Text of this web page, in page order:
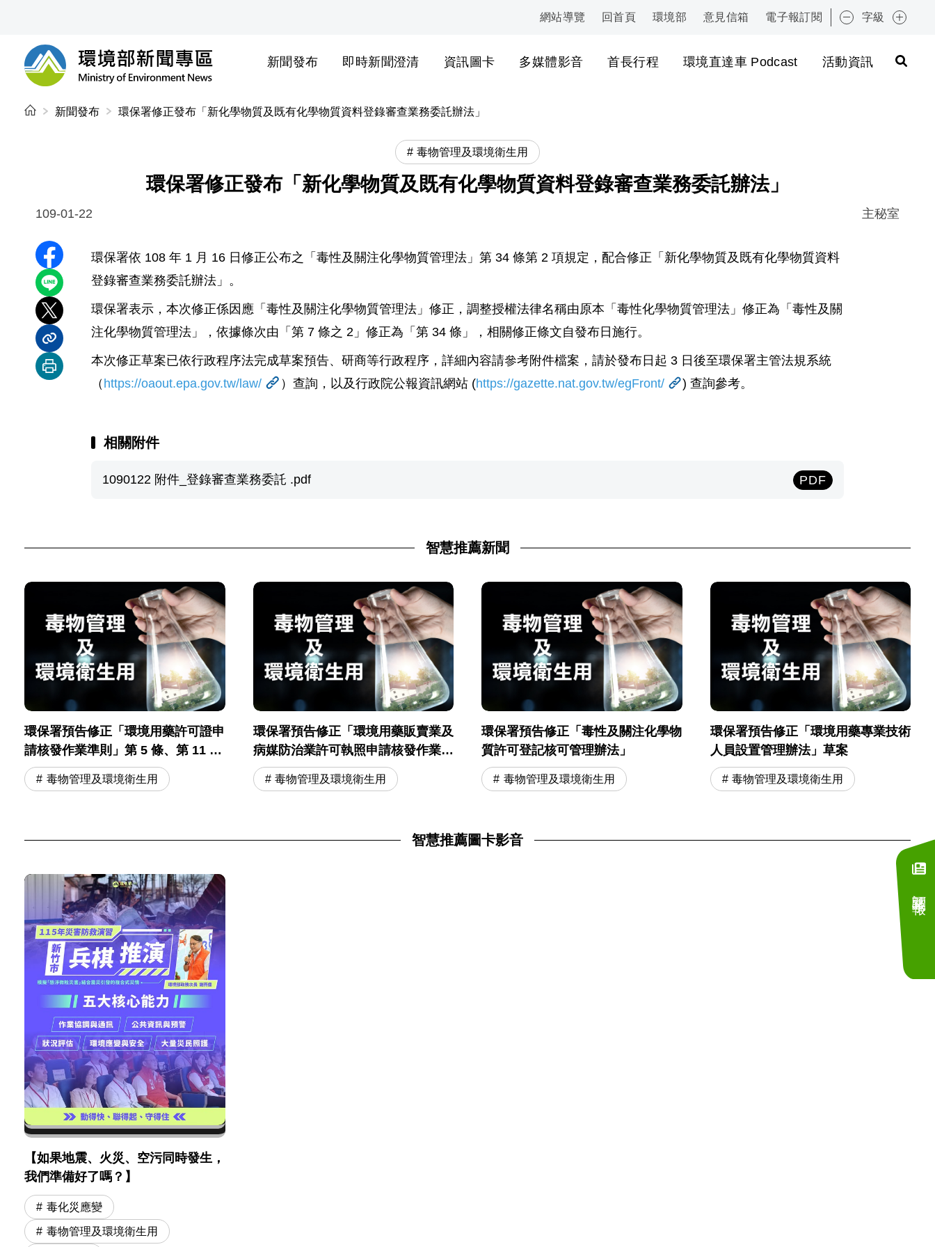
:::
網站導覽 回首頁 環境部 意見信箱 電子報訂閱 字級
環境部新聞專區
新聞發布 即時新聞澄清 資訊圖卡 多媒體影音 首長行程 環境直達車 Podcast 活動資訊
:::
新聞發布 環保署修正發布「新化學物質及既有化學物質資料登錄審查業務委託辦法」
毒物管理及環境衛生用
環保署修正發布「新化學物質及既有化學物質資料登錄審查業務委託辦法」
109-01-22 主秘室
分享至 Facebook
分享到 LINE
分享到 X
分享內容連結
列印本頁
環保署依 108 年 1 月 16 日修正公布之「毒性及關注化學物質管理法」第 34 條第 2 項規定，配合修正「新化學物質及既有化學物質資料
登錄審查業務委託辦法」。
環保署表示，本次修正係因應「毒性及關注化學物質管理法」修正，調整授權法律名稱由原本「毒性化學物質管理法」修正為「毒性及關
注化學物質管理法」，依據條次由「第 7 條之 2」修正為「第 34 條」，相關修正條文自發布日施行。
本次修正草案已依行政程序法完成草案預告、研商等行政程序，詳細內容請參考附件檔案，請於發布日起 3 日後至環保署主管法規系統
（ https://oaout.epa.gov.tw/law/ ）查詢，以及行政院公報資訊網站 (https://gazette.nat.gov.tw/egFront/ ) 查詢參考。
相關附件
1090122 附件_登錄審查業務委託 .pdf PDF
智慧推薦新聞
環保署預告修正「環境用藥許可證申
請核發作業準則」第 5 條、第 11 條
草案
毒物管理及環境衛生用
環保署預告修正「環境用藥販賣業及
病媒防治業許可執照申請核發作業準
則」
毒物管理及環境衛生用
環保署預告修正「毒性及關注化學物
質許可登記核可管理辦法」
毒物管理及環境衛生用
環保署預告修正「環境用藥專業技術
人員設置管理辦法」草案
毒物管理及環境衛生用
智慧推薦圖卡影音
【如果地震、火災、空污同時發生，
我們準備好了嗎？】
毒化災應變
毒物管理及環境衛生用